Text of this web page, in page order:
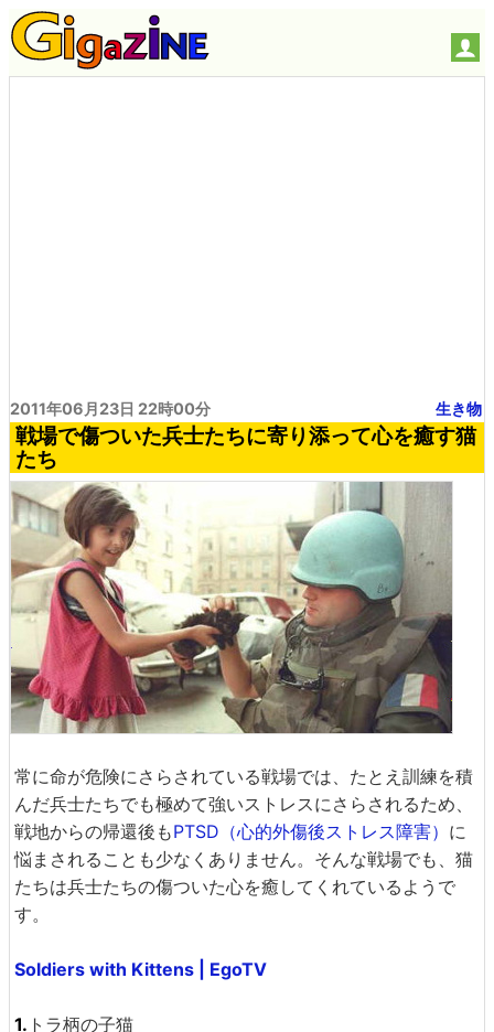
2011年06月23日 22時00分 生き物
戦場で傷ついた兵士たちに寄り添って心を癒す猫
たち
常に命が危険にさらされている戦場では、たとえ訓練を積
んだ兵士たちでも極めて強いストレスにさらされるため、
戦地からの帰還後もPTSD（心的外傷後ストレス障害） に
悩まされることも少なくありません。そんな戦場でも、猫
たちは兵士たちの傷ついた心を癒してくれているようで
す。
Soldiers with Kittens | EgoTV
1. トラ柄の子猫